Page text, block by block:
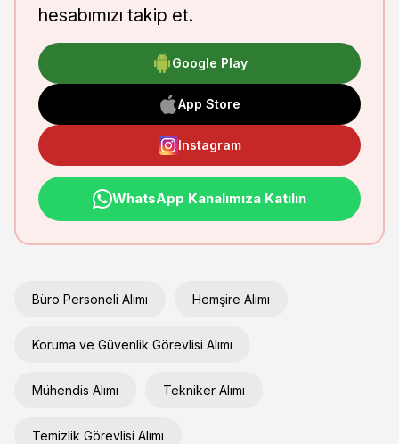
hesabımızı takip et.
Google Play
App Store
Instagram
WhatsApp Kanalımıza Katılın
Büro Personeli Alımı Hemşire Alımı
Koruma ve Güvenlik Görevlisi Alımı
Mühendis Alımı Tekniker Alımı
Temizlik Görevlisi Alımı